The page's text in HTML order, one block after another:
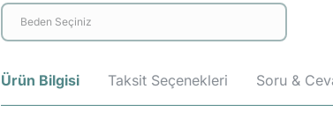
Ürün Bilgisi Taksit Seçenekleri Soru &